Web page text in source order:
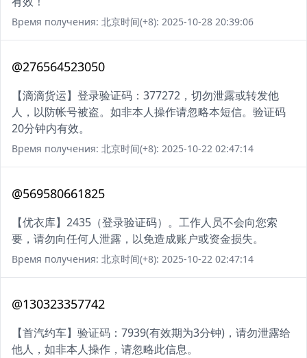
Время получения: 北京时间(+8): 2025-10-28 20:39:06
@276564523050
【滴滴货运】登录验证码：377272，切勿泄露或转发他
人，以防帐号被盗。如非本人操作请忽略本短信。验证码
20分钟内有效。
Время получения: 北京时间(+8): 2025-10-22 02:47:14
@569580661825
【优衣库】2435（登录验证码）。工作人员不会向您索
要，请勿向任何人泄露，以免造成账户或资金损失。
Время получения: 北京时间(+8): 2025-10-22 02:47:14
@130323357742
【首汽约车】验证码：7939(有效期为3分钟)，请勿泄露给
他人，如非本人操作，请忽略此信息。